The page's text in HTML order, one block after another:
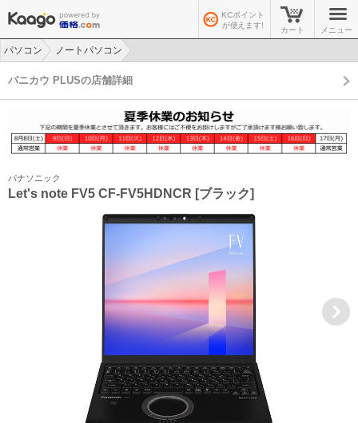
KCポイント
が使えます!
カート メニュー
パソコン
ノートパソコン
パニカウ PLUSの店舗詳細
パナソニック
Let's note FV5 CF-FV5HDNCR [ブラック]